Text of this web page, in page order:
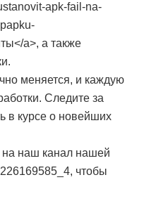
apk-fail-na-
a>, а также
меняется, и каждую
Следите за
в курсе о новейших
на наш канал нашей
чтобы